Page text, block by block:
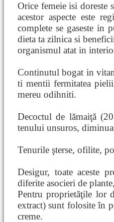
Orice femeie isi doreste
acestor aspecte este
complete se gaseste in
dieta ta zilnica si
organismul atat in
Continutul bogat in
ti mentii fermitatea
mereu odihniti.
Decoctul de lămaiţă
tenului unsuros,
Tenurile şterse, ofilite,
Desigur, toate aceste
diferite asocieri de
Pentru proprietăţile lor
extract) sunt folosite în
creme.